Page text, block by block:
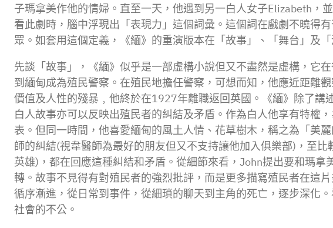
子瑪拿美作他的情婦。直至一天，他遇到另一白人女子Elizabeth，
看此劇時，腦中浮現出「表現力」這個詞彙。這個詞在戲劇不曉得
眾。如套用這個定義，《緬》的重演版本在「故事」、「舞台」及
先談「故事」，《緬》似乎是一部虛構小說但又不盡然是虛構，它
到緬甸成為殖民警察。在殖民地擔任警察，可想而知，他應近距離
價值及人性的殘暴﹐他終於在1927年離職返回英國。《緬》除了
白人故事亦可以反映出殖民者的糾結及矛盾。作為白人他享有特
表。但同一時間，他喜愛緬甸的風土人情、花草樹木，稱之為「美
師的糾結(視韋醫師為最好的朋友但又不支持讓他加入俱樂部)，至
英雄)，都在回應這種糾結和矛盾。從細節來看，John提出要和瑪
轉。故事不見得有對殖民者的強烈批評，而是更多描寫殖民者在這
循序漸進，從日常到事件，從細瑣的聊天到主角的死亡，逐步深化
社會的不公。